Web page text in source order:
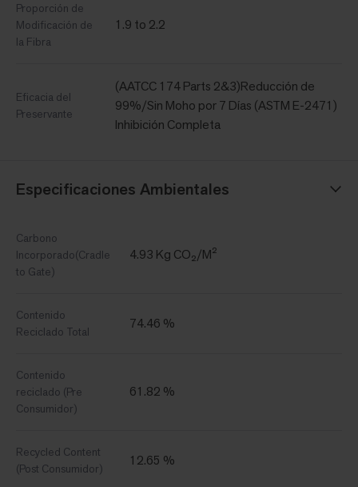
Proporción de
Modificación de
la Fibra
1.9 to 2.2
Eficacia del
Preservante
(AATCC 174 Parts 2&3)Reducción de
99%/Sin Moho por 7 Días (ASTM E-2471)
Inhibición Completa
Especificaciones Ambientales
Carbono
Incorporado(Cradle
to Gate)
4.93 Kg CO₂/M²
Contenido
Reciclado Total
74.46 %
Contenido
reciclado (Pre
Consumidor)
61.82 %
Recycled Content
(Post Consumidor)
12.65 %